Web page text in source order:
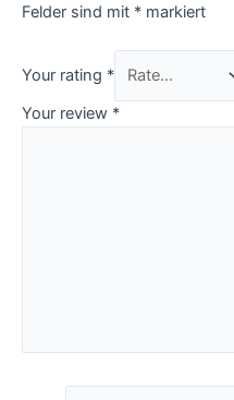
Felder sind mit * markiert
Your rating *
Your review *